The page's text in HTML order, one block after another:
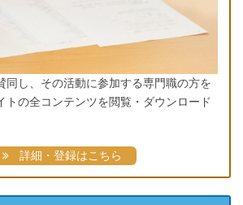
同し、その活動に参加する専門職の方を
トの全コンテンツを閲覧・ダウンロード
詳細・登録はこちら